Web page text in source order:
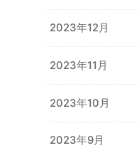
2023年12月
2023年11月
2023年10月
2023年9月